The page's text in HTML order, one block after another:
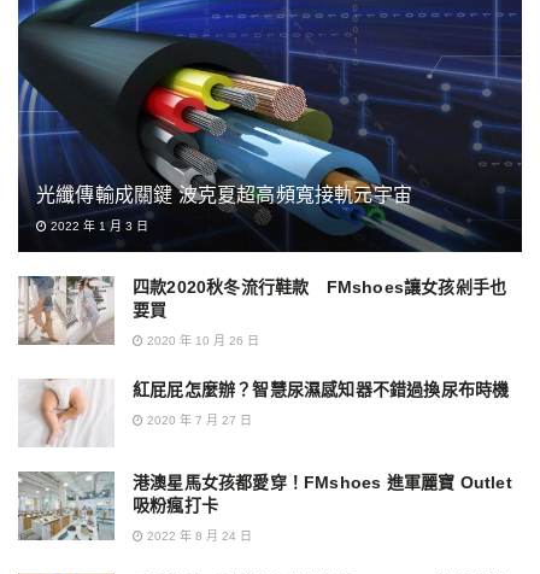
光纖傳輸成關鍵 波克夏超高頻寬接軌元宇宙
2022 年 1 月 3 日
四款2020秋冬流行鞋款 FMshoes讓女孩剁手也
要買
2020 年 10 月 26 日
紅屁屁怎麼辦？智慧尿濕感知器不錯過換尿布時機
2020 年 7 月 27 日
港澳星馬女孩都愛穿！FMshoes 進軍麗寶 Outlet
吸粉瘋打卡
2022 年 8 月 24 日